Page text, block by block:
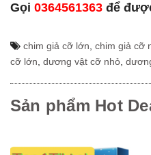
Gọi 0364561363 để
chim giả cỡ lớn, chim giả cỡ
cỡ lớn, dương vật cỡ nhỏ,
Sản phẩm Hot